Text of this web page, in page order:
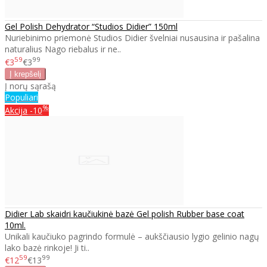
Gel Polish Dehydrator “Studios Didier” 150ml
Nuriebinimo priemonė Studios Didier švelniai nusausina ir pašalina
naturalius Nago riebalus ir ne..
€359€399
Į norų sąrašą
Populiari
Akcija -10%
Didier Lab skaidri kaučiukinė bazė Gel polish Rubber base coat
10ml.
Unikali kaučiuko pagrindo formulė – aukščiausio lygio gelinio nagų
lako bazė rinkoje! Ji ti..
€1259€1399